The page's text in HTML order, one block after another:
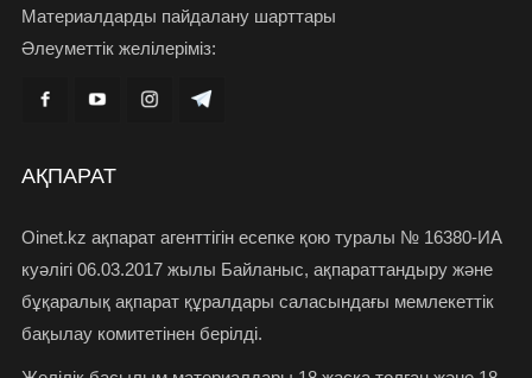
Материалдарды пайдалану шарттары
Әлеуметтік желілеріміз:
АҚПАРАТ
Oinet.kz ақпарат агенттігін есепке қою туралы № 16380-ИА
куәлігі 06.03.2017 жылы Байланыс, ақпараттандыру және
бұқаралық ақпарат құралдары саласындағы мемлекеттік
бақылау комитетінен берілді.